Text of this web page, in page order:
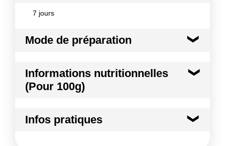
7 jours
Mode de préparation
appréciées Il est conseillé d¿ouvrir les sachets
quelques minutes avant de cuisiner la viande,
Informations nutritionnelles
(Pour 100g)
Infos pratiques